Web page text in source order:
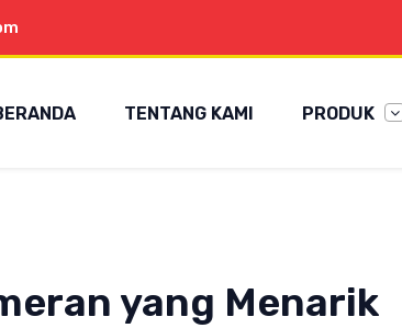
TENTANG KAMI PRODUK
yang Menarik